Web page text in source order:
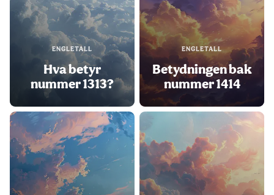
ENGLETALL
Hva betyr
nummer 1313?
ENGLETALL
Betydningen bak
nummer 1414